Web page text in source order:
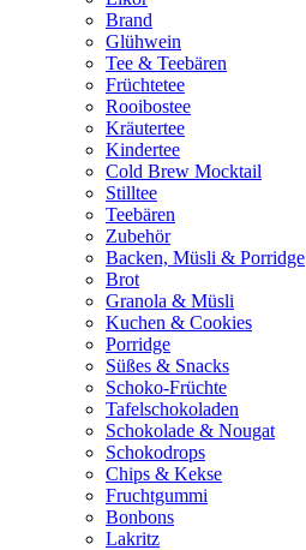
Brand
Glühwein
Tee & Teebären
Früchtetee
Rooibostee
Kräutertee
Kindertee
Cold Brew Mocktail
Stilltee
Teebären
Zubehör
Backen, Müsli & Porridge
Brot
Granola & Müsli
Kuchen & Cookies
Porridge
Süßes & Snacks
Schoko-Früchte
Tafelschokoladen
Schokolade & Nougat
Schokodrops
Chips & Kekse
Fruchtgummi
Bonbons
Lakritz